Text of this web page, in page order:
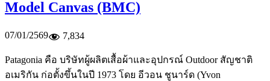
Model Canvas (BMC)
07/01/2569 7,834
Patagonia คือ บริษัทผู้ผลิตเสื้อผ้าและอุปกรณ์ Outdoor สัญชาติ
อเมริกัน ก่อตั้งขึ้นในปี 1973 โดย อีวอน ชูนาร์ด (Yvon